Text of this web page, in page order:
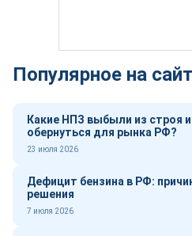
Популярное на
Какие НПЗ выбыли из строя
обернуться для рынка РФ?
23 июля 2026
Дефицит бензина в РФ:
решения
7 июля 2026